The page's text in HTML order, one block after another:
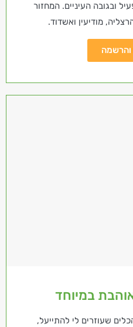
ובגובה העיניים. המחזור
מודיעין ואשדוד.
והרשמה
במיוחד
שעוזרים לי להתייעל,